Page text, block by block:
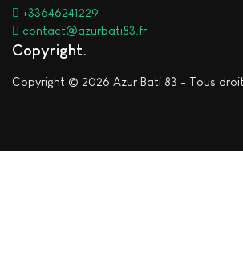
+33646241229
contact@azurbati83.fr
Copyright
Copyright © 2026 Azur Bati 83 - Tous